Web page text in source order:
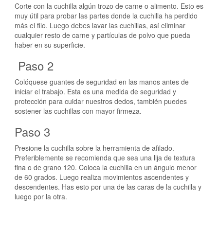
Corte con la cuchilla algún trozo de carne o alimento. Esto es
muy útil para probar las partes donde la cuchilla ha perdido
más el filo. Luego debes lavar las cuchillas, así eliminar
cualquier resto de carne y partículas de polvo que pueda
haber en su superficie.
Paso 2
Colóquese guantes de seguridad en las manos antes de
iniciar el trabajo. Esta es una medida de seguridad y
protección para cuidar nuestros dedos, también puedes
sostener las cuchillas con mayor firmeza.
Paso 3
Presione la cuchilla sobre la herramienta de afilado.
Preferiblemente se recomienda que sea una lija de textura
fina o de grano 120. Coloca la cuchilla en un ángulo menor
de 60 grados. Luego realiza movimientos ascendentes y
descendentes. Has esto por una de las caras de la cuchilla y
luego por la otra.